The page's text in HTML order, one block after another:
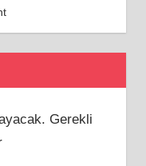
Gerekli